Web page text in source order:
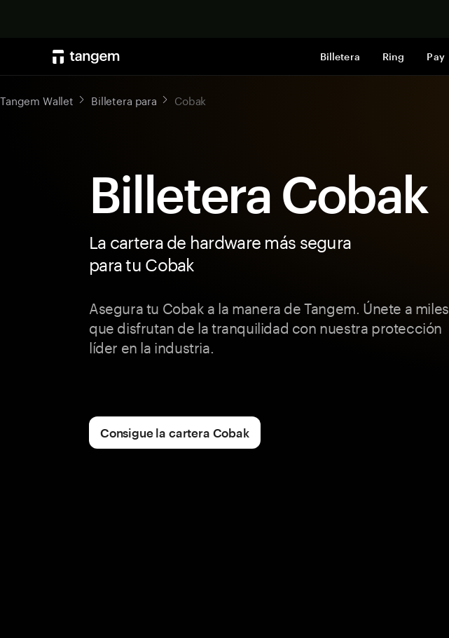
Billetera Ring Pay
Tangem Wallet Billetera para Cobak
Billetera Cobak
La cartera de hardware más segura
para tu Cobak
Asegura tu Cobak a la manera de Tangem. Únete a miles
que disfrutan de la tranquilidad con nuestra protección
líder en la industria.
Consigue la cartera Cobak